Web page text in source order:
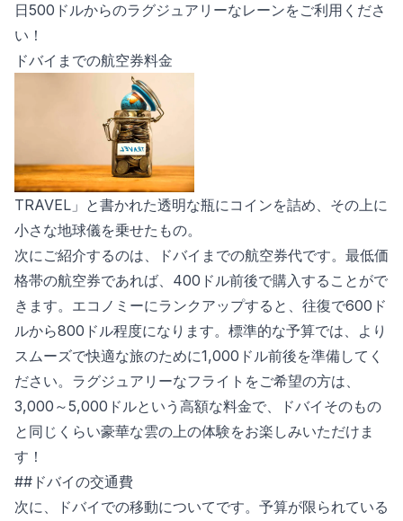
日500ドルからのラグジュアリーなレーンをご利用くださ
い！
ドバイまでの航空券料金
TRAVEL」と書かれた透明な瓶にコインを詰め、その上に
小さな地球儀を乗せたもの。
次にご紹介するのは、ドバイまでの航空券代です。最低価
格帯の航空券であれば、400ドル前後で購入することがで
きます。エコノミーにランクアップすると、往復で600ド
ルから800ドル程度になります。標準的な予算では、より
スムーズで快適な旅のために1,000ドル前後を準備してく
ださい。ラグジュアリーなフライトをご希望の方は、
3,000～5,000ドルという高額な料金で、ドバイそのもの
と同じくらい豪華な雲の上の体験をお楽しみいただけま
す！
##ドバイの交通費
次に、ドバイでの移動についてです。予算が限られている